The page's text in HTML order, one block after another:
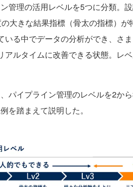
管理の活用レベルを5つに分類。
大きな結果指標（骨太の指標）
いる中でデータの分析ができ、さ
アルタイムに改善できる状態。レ
パイプライン管理のレベルを2か
を踏まえて説明した。